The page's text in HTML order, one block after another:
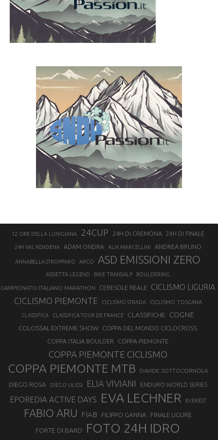
12 ORE DELLA LUNIGIANA 24CUP 24H DI CREMONA 24H DI FINALE
24H VAL RENDENA ADAM ONDRA ALIA MARCELLINI ANDREA BRUNO
ANNABELLA STROPPARO ARCO ASD EMISSIONI ZERO
ASSIETTA LEGEND BIKE TRANSALP BOULDERING
CAMPIONATO ITALIANO MARATHON CERESOLE REALE CICLISMO LIGURIA
CICLISMO PIEMONTE CICLISMO STRADA CICLISMO TOSCANA
CLASSIFICA CLASSIFICA TOUR DE FRANCE CLASSIFICHE COGNE
COLOSSAL EXTREME SHOW
COPPA DEL MONDO CICLOCROSS
COPPA ITALIA BOULDER
COPPA PIEMONTE
COPPA PIEMONTE CICLISMO
COPPA PIEMONTE MTB DAVIDE SOTTOCORNOLA
DIEGO ROSA DIEGO ULISSI ELIA VIVIANI ENDURO WORLD SERIES
EPOREDIA ACTIVE DAYS EVA LECHNER EVEREST
FABIO ARU FIAB FILIPPO GANNA FINALE LIGURE
FORTE DI BARD FOTO 24H IDRO